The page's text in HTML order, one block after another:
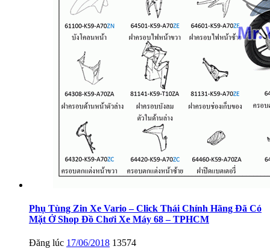
Phụ Tùng Zin Xe Vario – Click Thái Chính Hãng Đã Có
Mặt Ở Shop Đồ Chơi Xe Máy 68 – TPHCM
Đăng lúc 17/06/2018 13574